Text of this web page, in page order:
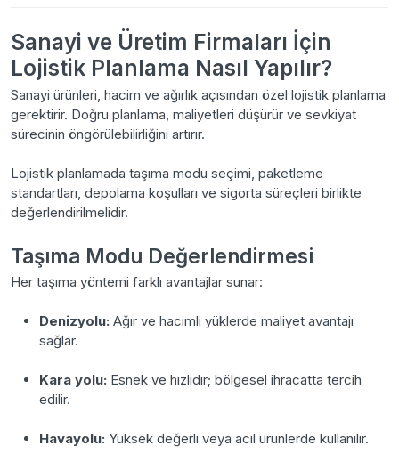
Sanayi ve Üretim Firmaları İçin
Lojistik Planlama Nasıl Yapılır?
Sanayi ürünleri, hacim ve ağırlık açısından özel lojistik planlama
gerektirir. Doğru planlama, maliyetleri düşürür ve sevkiyat
sürecinin öngörülebilirliğini artırır.
Lojistik planlamada taşıma modu seçimi, paketleme
standartları, depolama koşulları ve sigorta süreçleri birlikte
değerlendirilmelidir.
Taşıma Modu Değerlendirmesi
Her taşıma yöntemi farklı avantajlar sunar:
Denizyolu: Ağır ve hacimli yüklerde maliyet avantajı
sağlar.
Kara yolu: Esnek ve hızlıdır; bölgesel ihracatta tercih
edilir.
Havayolu: Yüksek değerli veya acil ürünlerde kullanılır.